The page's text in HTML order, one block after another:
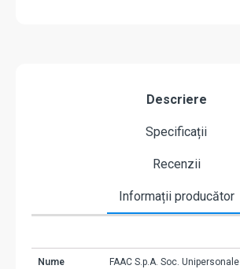
Descriere
Specificații
Recenzii
Informații producător
Nume FAAC S.p.A. Soc. Unipersonale